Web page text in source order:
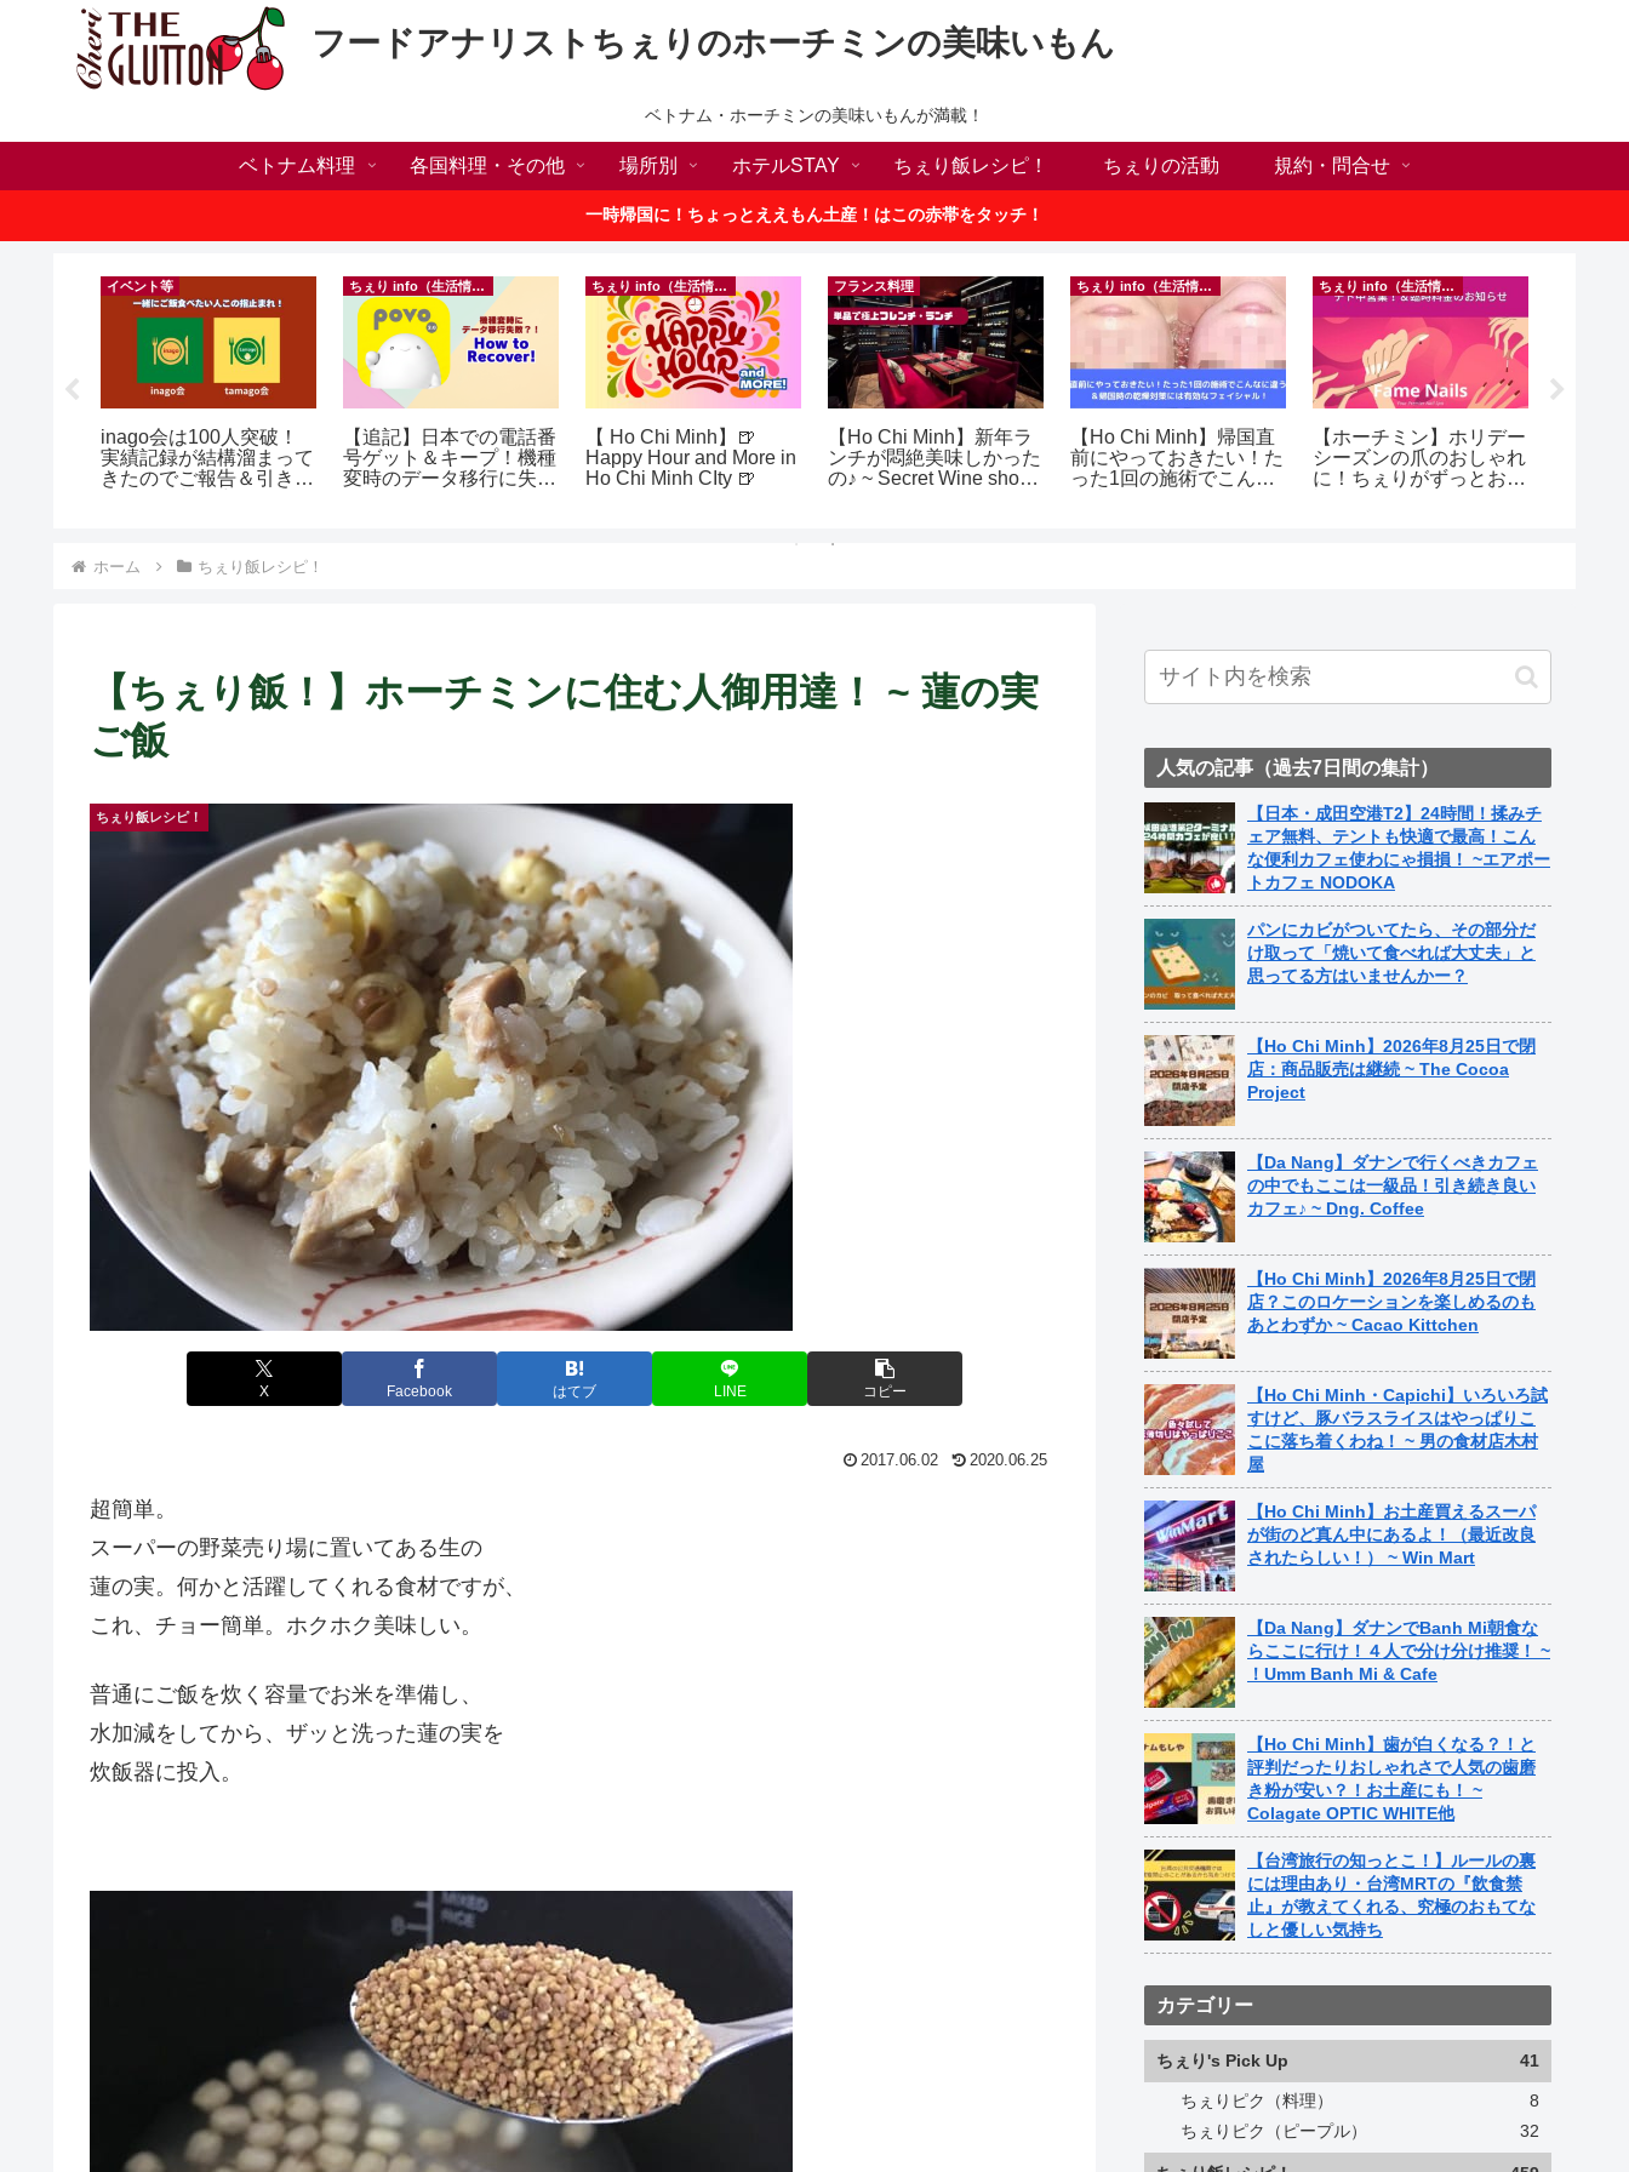
フードアナリストちぇりのホーチミンの美味いもん
ベトナム・ホーチミンの美味いもんが満載！
ベトナム料理 各国料理・その他 場所別 ホテルSTAY ちぇり飯レシピ！ ちぇりの活動 規約・問合せ
一時帰国に！ちょっとええもん土産！はこの赤帯をタッチ！
イベント等
inago会は100人突破！
実績記録が結構溜まって
きたのでご報告＆引き続
ちぇり info（生活情報）
【追記】日本での電話番
号ゲット＆キープ！機種
変時のデータ移行に失敗
ちぇり info（生活情報）
【 Ho Chi Minh】🍺
Happy Hour and More in
Ho Chi Minh CIty 🍺
フランス料理
【Ho Chi Minh】新年ラ
ンチが悶絶美味しかった
の♪ ~ Secret Wine shop
ちぇり info（生活情報）
【Ho Chi Minh】帰国直
前にやっておきたい！た
った1回の施術でこんな
ちぇり info（生活情報）
【ホーチミン】ホリデー
シーズンの爪のおしゃれ
に！ちぇりがずっとお世
ホーム ちぇり飯レシピ！
【ちぇり飯！】ホーチミンに住む人御用達！ ~ 蓮の実
ご飯
ちぇり飯レシピ！
X Facebook はてブ LINE コピー
2017.06.02 2020.06.25
超簡単。
スーパーの野菜売り場に置いてある生の
蓮の実。何かと活躍してくれる食材ですが、
これ、チョー簡単。ホクホク美味しい。
普通にご飯を炊く容量でお米を準備し、
水加減をしてから、ザッと洗った蓮の実を
炊飯器に投入。
人気の記事（過去7日間の集計）
【日本・成田空港T2】24時間！揉みチ
ェア無料、テントも快適で最高！こん
な便利カフェ使わにゃ損損！ ~エアポー
トカフェ NODOKA
パンにカビがついてたら、その部分だ
け取って「焼いて食べれば大丈夫」と
思ってる方はいませんかー？
【Ho Chi Minh】2026年8月25日で閉
店：商品販売は継続 ~ The Cocoa
Project
【Da Nang】ダナンで行くべきカフェ
の中でもここは一級品！引き続き良い
カフェ♪ ~ Dng. Coffee
【Ho Chi Minh】2026年8月25日で閉
店？このロケーションを楽しめるのも
あとわずか ~ Cacao Kittchen
【Ho Chi Minh・Capichi】いろいろ試
すけど、豚バラスライスはやっぱりこ
こに落ち着くわね！ ~ 男の食材店木村
屋
【Ho Chi Minh】お土産買えるスーパ
が街のど真ん中にあるよ！（最近改良
されたらしい！） ~ Win Mart
【Da Nang】ダナンでBanh Mi朝食な
らここに行け！４人で分け分け推奨！ ~
！Umm Banh Mi & Cafe
【Ho Chi Minh】歯が白くなる？！と
評判だったりおしゃれさで人気の歯磨
き粉が安い？！お土産にも！ ~
Colagate OPTIC WHITE他
【台湾旅行の知っとこ！】ルールの裏
には理由あり・台湾MRTの『飲食禁
止』が教えてくれる、究極のおもてな
しと優しい気持ち
カテゴリー
ちぇり's Pick Up 41
ちぇりピク（料理）
8
ちぇりピク（ピープル）
32